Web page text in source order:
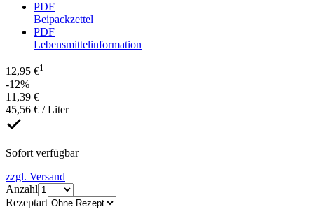
PDF
Beipackzettel
PDF
Lebensmittelinformation
12,95 €1
-12%
11,39 €
45,56 € / Liter
Sofort verfügbar
zzgl. Versand
Anzahl
Rezeptart